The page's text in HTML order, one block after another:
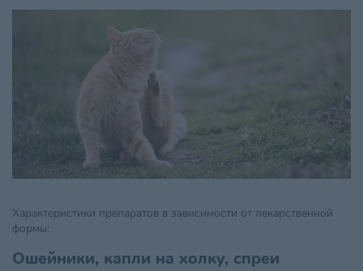
Характеристики препаратов в зависимости от лекарственной
формы:
Ошейники, капли на холку, спреи